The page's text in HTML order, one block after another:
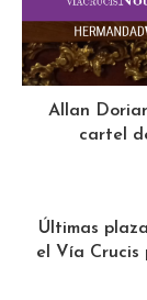
Allan
cartel
Últimas
el Vía Crucis